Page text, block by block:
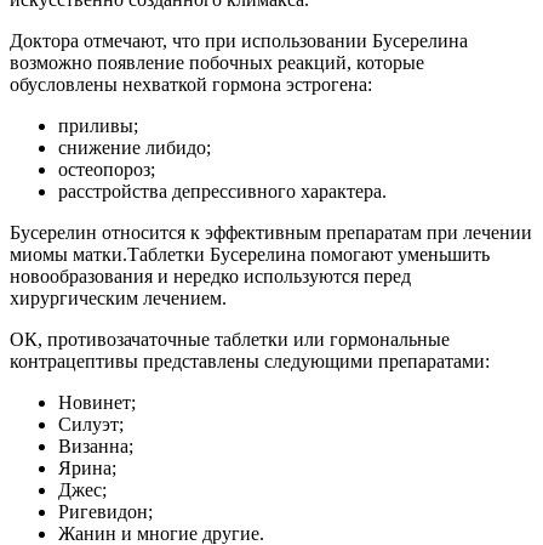
Доктора отмечают, что при использовании Бусерелина
возможно появление побочных реакций, которые
обусловлены нехваткой гормона эстрогена:
приливы;
снижение либидо;
остеопороз;
расстройства депрессивного характера.
Бусерелин относится к эффективным препаратам при лечении
миомы матки.Таблетки Бусерелина помогают уменьшить
новообразования и нередко используются перед
хирургическим лечением.
ОК, противозачаточные таблетки или гормональные
контрацептивы представлены следующими препаратами:
Новинет;
Силуэт;
Визанна;
Ярина;
Джес;
Ригевидон;
Жанин и многие другие.